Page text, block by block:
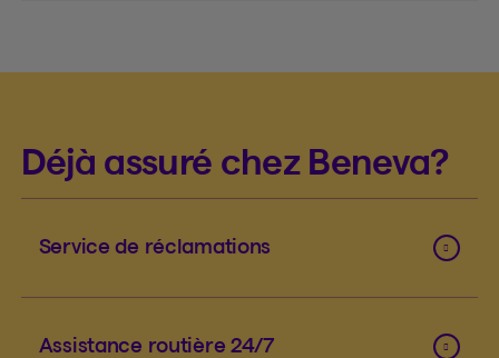
Déjà assuré chez Beneva?
Service de réclamations
Assistance routière 24/7